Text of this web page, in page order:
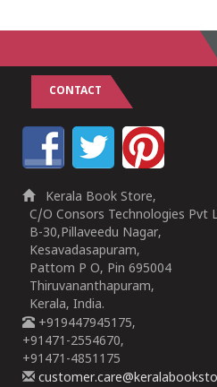
CONTACT
Kerala Book Store,
C/O Consors Technologies Pvt
B-30,Pillaveedu Nagar,
Kesavadasapuram,
Pattom P O, Pin 695004
Thiruvananthapuram,
Kerala, India.
+919447945175,
+91471-2554670,
+91471-4851175